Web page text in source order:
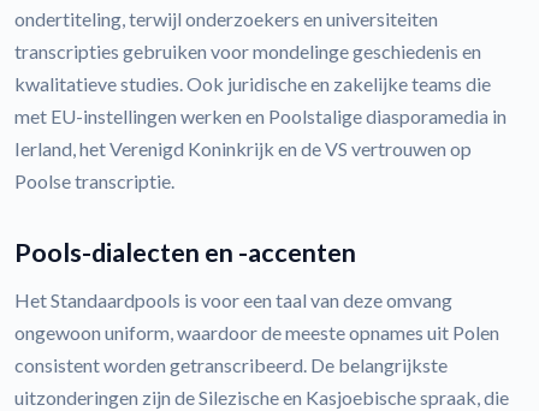
ondertiteling, terwijl onderzoekers en universiteiten
transcripties gebruiken voor mondelinge geschiedenis en
kwalitatieve studies. Ook juridische en zakelijke teams die
met EU-instellingen werken en Poolstalige diasporamedia in
Ierland, het Verenigd Koninkrijk en de VS vertrouwen op
Poolse transcriptie.
Pools-dialecten en -accenten
Het Standaardpools is voor een taal van deze omvang
ongewoon uniform, waardoor de meeste opnames uit Polen
consistent worden getranscribeerd. De belangrijkste
uitzonderingen zijn de Silezische en Kasjoebische spraak, die